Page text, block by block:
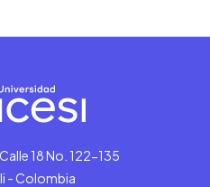
18 No. 122-135
- Colombia